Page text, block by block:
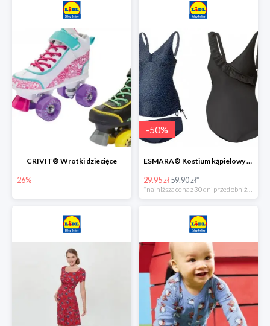
CRIVIT® Wrotki dziecięce
26%
-50%
ESMARA® Kostium kąpielowy ciążowy lub tankini ciążowe -50%
29.95 zł59.90 zł*